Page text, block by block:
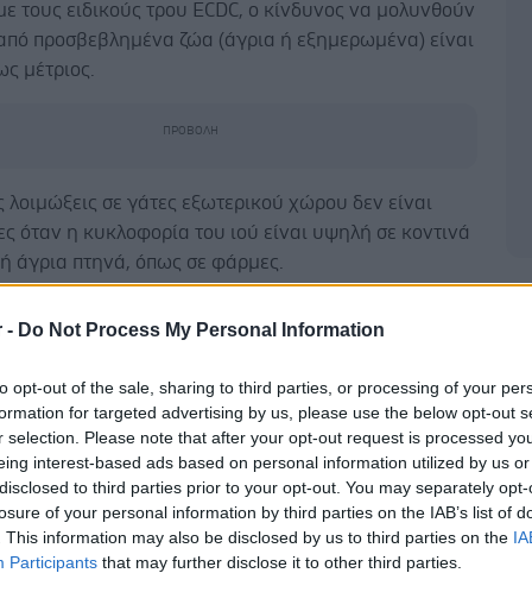
- Do Not Process My Personal Information
opt-out of the sale, sharing to third parties, or processing of your
for targeted advertising by us, please use the below opt-out
selection. Please note that after your opt-out request is processed
interest-based ads based on personal information utilized by us
to third parties prior to your opt-out. You may separately
of your personal information by third parties on the IAB’s list of
This information may also be disclosed by us to third parties on the
Participants that may further disclose it to other third parties.
τους ειδικούς τρου ECDC, ο κίνδυνος να μολυνθούν
προσβεβλημένα ζώα (άγρια ή εξημερωμένα) είναι
μέτριος.
λοιμώξεις σε γάτες εξωτερικού χώρου δεν είναι
όταν η κυκλοφορία του ιού είναι υψηλή σε κοντινά
άγρια ​​πτηνά, όπως σε φάρμες.
γάτα σε άνθρωπο.
του Κέντρου συμβουλεύουν να αποφεύγετε την
ή άρρωστες γάτες και να εφαρμόζετε τη σωστή
χεριών όταν έρθετε σε επαφή με αυτές.
Οργανισμός για την Υγεία των Ζώων (WOAH)
την απομόνωση ύποπτων κρουσμάτων, με
εξοπλισμού ατομικής προστασίας.